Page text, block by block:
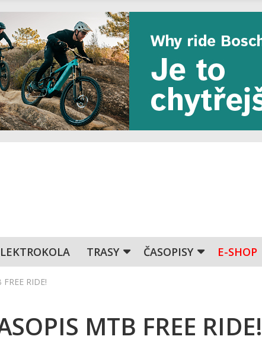
TRASY ČASOPISY E-SHOP
RIDE!
MTB FREE RIDE!